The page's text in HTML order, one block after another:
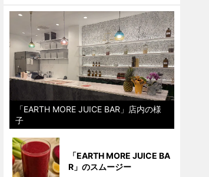
「EARTH MORE JUICE BAR」店内の様
子
「EARTH MORE JUICE BA
R」のスムージー